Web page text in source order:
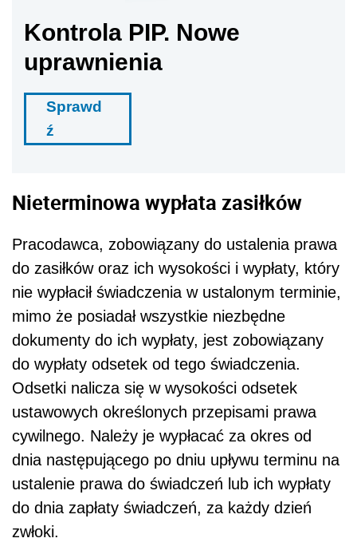
Kontrola PIP. Nowe
uprawnienia
Sprawd
ź
Nieterminowa wypłata zasiłków
Pracodawca, zobowiązany do ustalenia prawa
do zasiłków oraz ich wysokości i wypłaty, który
nie wypłacił świadczenia w ustalonym terminie,
mimo że posiadał wszystkie niezbędne
dokumenty do ich wypłaty, jest zobowiązany
do wypłaty odsetek od tego świadczenia.
Odsetki nalicza się w wysokości odsetek
ustawowych określonych przepisami prawa
cywilnego. Należy je wypłacać za okres od
dnia następującego po dniu upływu terminu na
ustalenie prawa do świadczeń lub ich wypłaty
do dnia zapłaty świadczeń, za każdy dzień
zwłoki.